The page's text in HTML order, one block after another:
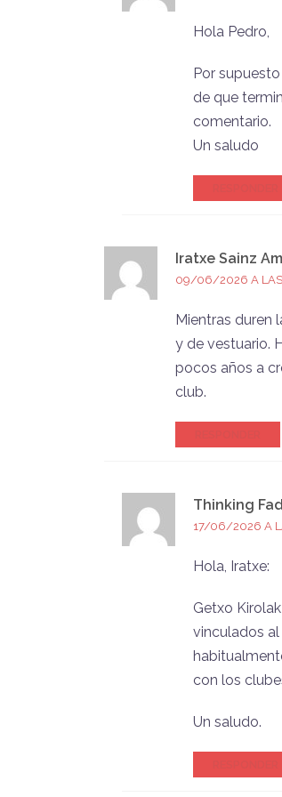
Hola Pedro,
Por
de que
comentario.
Un saludo
Iratxe Sainz
09/06/2026 A LAS
Mientras duren
y de vestuario.
pocos años a
club.
Thinking
17/06/2026 A
Hola, Iratxe:
Getxo
vinculados
con los
Un saludo.